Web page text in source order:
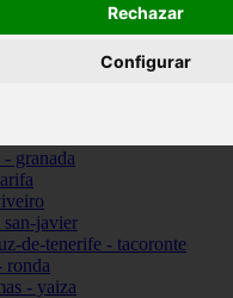
Rechazar
Configurar
- barcelona
granada
javier
de-tenerife - tacoronte
ronda
- yaiza